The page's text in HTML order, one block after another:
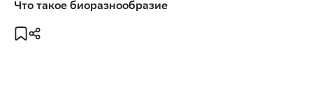
Что такое биоразнообразие